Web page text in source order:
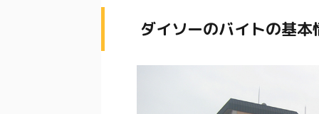
ダイソーのバイトの基本